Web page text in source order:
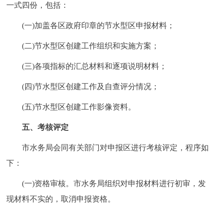
一式四份，包括：
(一)加盖各区政府印章的节水型区申报材料；
(二)节水型区创建工作组织和实施方案；
(三)各项指标的汇总材料和逐项说明材料；
(四)节水型区创建工作及自查评分情况；
(五)节水型区创建工作影像资料。
五、考核评定
市水务局会同有关部门对申报区进行考核评定，程序如
下：
(一)资格审核。市水务局组织对申报材料进行初审，发
现材料不实的，取消申报资格。